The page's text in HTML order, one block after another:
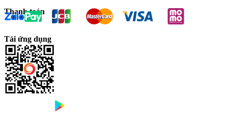
Thanh toán
Tải ứng dụng